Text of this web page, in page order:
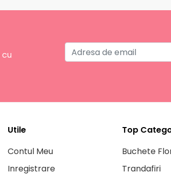
cu
Utile
Contul Meu
Inregistrare
Top
Buchete
Trandafiri